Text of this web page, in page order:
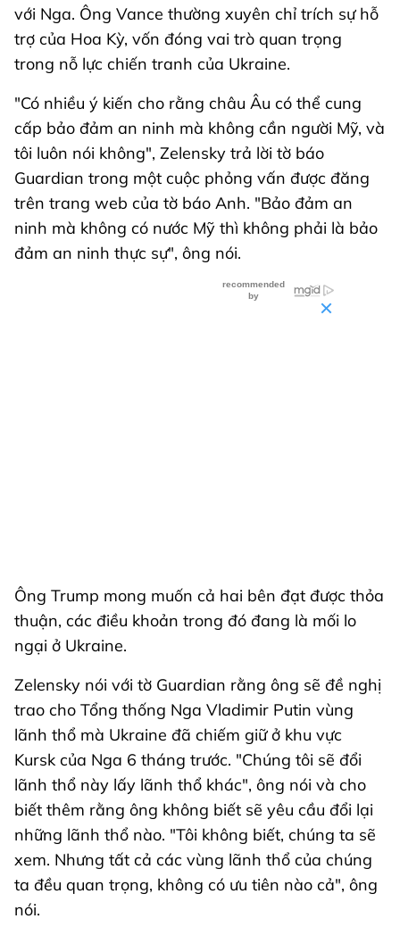
với Nga. Ông Vance thường xuyên chỉ trích sự hỗ
trợ của Hoa Kỳ, vốn đóng vai trò quan trọng
trong nỗ lực chiến tranh của Ukraine.
"Có nhiều ý kiến ​​cho rằng châu Âu có thể cung
cấp bảo đảm an ninh mà không cần người Mỹ, và
tôi luôn nói không", Zelensky trả lời tờ báo
Guardian trong một cuộc phỏng vấn được đăng
trên trang web của tờ báo Anh. "Bảo đảm an
ninh mà không có nước Mỹ thì không phải là bảo
đảm an ninh thực sự", ông nói.
Ông Trump mong muốn cả hai bên đạt được thỏa
thuận, các điều khoản trong đó đang là mối lo
ngại ở Ukraine.
Zelensky nói với tờ Guardian rằng ông sẽ đề nghị
trao cho Tổng thống Nga Vladimir Putin vùng
lãnh thổ mà Ukraine đã chiếm giữ ở khu vực
Kursk của Nga 6 tháng trước. "Chúng tôi sẽ đổi
lãnh thổ này lấy lãnh thổ khác", ông nói và cho
biết thêm rằng ông không biết sẽ yêu cầu đổi lại
những lãnh thổ nào. "Tôi không biết, chúng ta sẽ
xem. Nhưng tất cả các vùng lãnh thổ của chúng
ta đều quan trọng, không có ưu tiên nào cả", ông
nói.